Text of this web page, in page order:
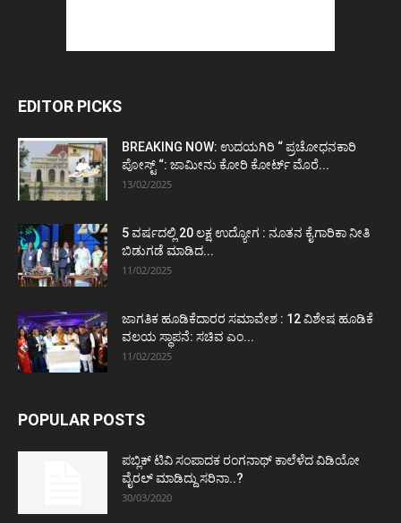
EDITOR PICKS
BREAKING NOW: ಉದಯಗಿರಿ “ ಪ್ರಚೋಧನಕಾರಿ
ಪೋಸ್ಟ್‌ “: ಜಾಮೀನು ಕೋರಿ ಕೋರ್ಟ್‌ ಮೊರೆ...
13/02/2025
5 ವರ್ಷದಲ್ಲಿ 20 ಲಕ್ಷ ಉದ್ಯೋಗ : ನೂತನ ಕೈಗಾರಿಕಾ ನೀತಿ
ಬಿಡುಗಡೆ ಮಾಡಿದ...
11/02/2025
ಜಾಗತಿಕ ಹೂಡಿಕೆದಾರರ ಸಮಾವೇಶ : 12 ವಿಶೇಷ ಹೂಡಿಕೆ
ವಲಯ ಸ್ಥಾಪನೆ: ಸಚಿವ ಎಂ...
11/02/2025
POPULAR POSTS
ಪಬ್ಲಿಕ್ ಟಿವಿ ಸಂಪಾದಕ ರಂಗನಾಥ್ ಕಾಲೆಳೆದ ವಿಡಿಯೋ
ವೈರಲ್ ಮಾಡಿದ್ದು ಸರಿನಾ..?
30/03/2020